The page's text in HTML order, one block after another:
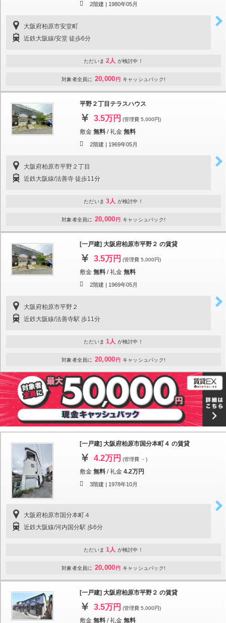
2階建 | 1980年05月
大阪府柏原市安堂町
近鉄大阪線/安堂 徒歩6分
ただいま 2人 が検討中！
対象者全員に 20,000 円 キャッシュバック!
平野２丁目テラスハウス
3.5万円 (管理費 5,000円)
敷金 無料 /礼金 無料
2階建 | 1969年05月
大阪府柏原市平野２丁目
近鉄大阪線/法善寺 徒歩11分
ただいま 3人 が検討中！
対象者全員に 20,000 円 キャッシュバック!
[一戸建] 大阪府柏原市平野２ の賃貸
3.5万円 (管理費 5,000円)
敷金 無料 /礼金 無料
2階建 | 1969年05月
大阪府柏原市平野２
近鉄大阪線/法善寺駅 歩11分
ただいま 1人 が検討中！
対象者全員に 20,000 円 キャッシュバック!
[一戸建] 大阪府柏原市国分本町４ の賃貸
4.2万円 (管理費 －)
敷金 無料 /礼金 4.2万円
3階建 | 1978年10月
大阪府柏原市国分本町４
近鉄大阪線/河内国分駅 歩6分
ただいま 1人 が検討中！
対象者全員に 20,000 円 キャッシュバック!
[一戸建] 大阪府柏原市平野２ の賃貸
3.5万円 (管理費 5,000円)
敷金 無料 /礼金 無料